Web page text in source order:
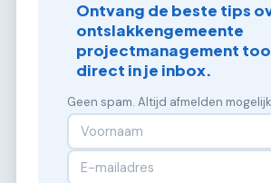
Ontvang de beste tips
ontslakkengemeente
projectmanagement
direct in je inbox.
Geen spam. Altijd afmelden